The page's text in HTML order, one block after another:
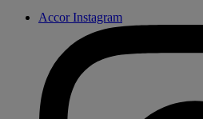
Accor Instagram